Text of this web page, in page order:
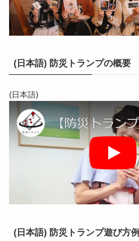
(日本語) 防災トランプの概要
(日本語)
(日本語) 防災トランプ遊び方例